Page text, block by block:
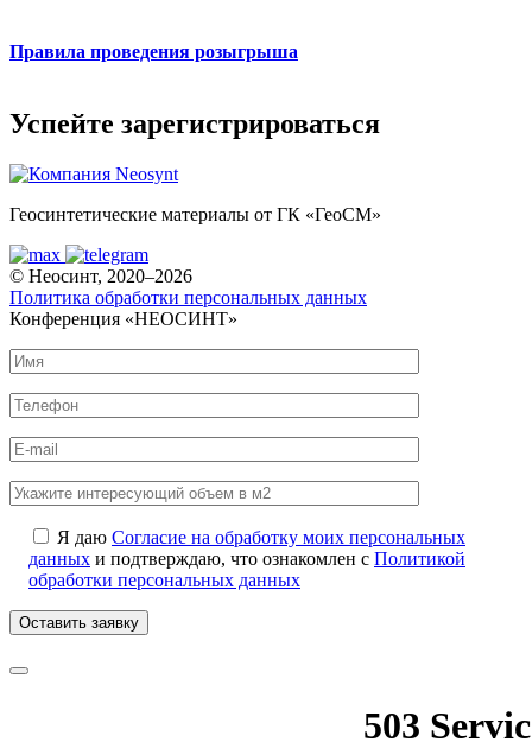
Правила проведения розыгрыша
Успейте зарегистрироваться
Геосинтетические материалы от ГК «ГеоСМ»
© Неосинт, 2020–2026
Политика обработки персональных данных
Конференция «НЕОСИНТ»
Я даю Согласие на обработку моих персональных
данных и подтверждаю, что ознакомлен с Политикой
обработки персональных данных